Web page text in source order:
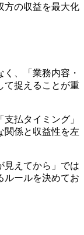
方の収益を最大化
、「業務内容・
て捉えることが重
払タイミング」
関係と収益性を左
見えてから」では
ルールを決めてお